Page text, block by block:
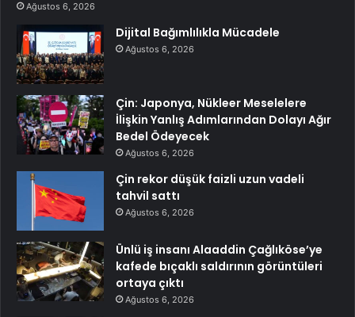
Ağustos 6, 2026
Dijital Bağımlılıkla Mücadele
Ağustos 6, 2026
Çin: Japonya, Nükleer Meselelere
İlişkin Yanlış Adımlarından Dolayı Ağır
Bedel Ödeyecek
Ağustos 6, 2026
Çin rekor düşük faizli uzun vadeli
tahvil sattı
Ağustos 6, 2026
Ünlü iş insanı Alaaddin Çağlıköse’ye
kafede bıçaklı saldırının görüntüleri
ortaya çıktı
Ağustos 6, 2026